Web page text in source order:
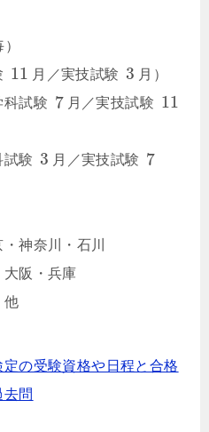
11 月／実技試験 3 月）
科試験 7 月／実技試験 11
試験 3 月／実技試験 7
神奈川・石川
阪・兵庫
他
の受験資格や日程と合格
問